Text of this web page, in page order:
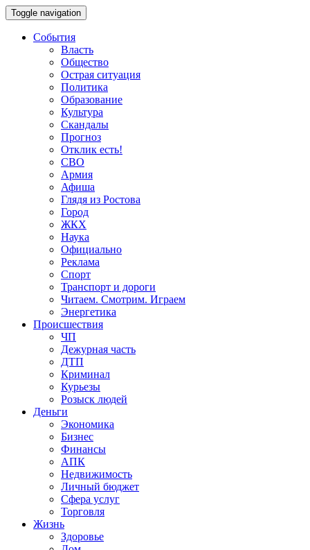
Toggle navigation
События
Власть
Общество
Острая ситуация
Политика
Образование
Культура
Скандалы
Прогноз
Отклик есть!
СВО
Армия
Афиша
Глядя из Ростова
Город
ЖКХ
Наука
Официально
Реклама
Спорт
Транспорт и дороги
Читаем. Смотрим. Играем
Энергетика
Происшествия
ЧП
Дежурная часть
ДТП
Криминал
Курьезы
Розыск людей
Деньги
Экономика
Бизнес
Финансы
АПК
Недвижимость
Личный бюджет
Сфера услуг
Торговля
Жизнь
Здоровье